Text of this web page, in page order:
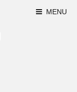
MENU